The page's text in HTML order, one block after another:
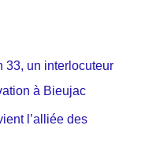
33, un interlocuteur
à Bieujac
l’alliée des